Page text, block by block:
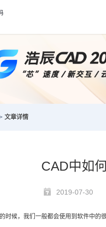
文章详情
CAD中如
2019-07-30
时候，我们一般都会使用到软件中